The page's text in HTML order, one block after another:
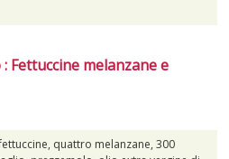
Fettuccine melanzane e
quattro melanzane, 300